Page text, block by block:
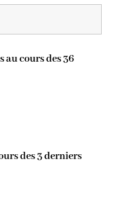
au cours des 36
des 3 derniers